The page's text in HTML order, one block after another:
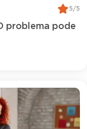
problema pode
5/5